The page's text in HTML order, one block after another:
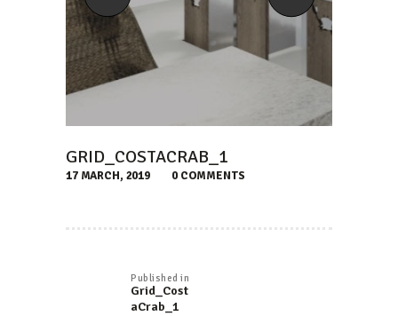
GRID_COSTACRAB_1
17 MARCH, 2019 0 COMMENTS
ENTRADAS
Published in
Grid_Cost
aCrab_1